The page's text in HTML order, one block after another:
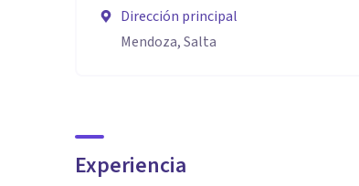
Dirección principal
Mendoza, Salta
Experiencia